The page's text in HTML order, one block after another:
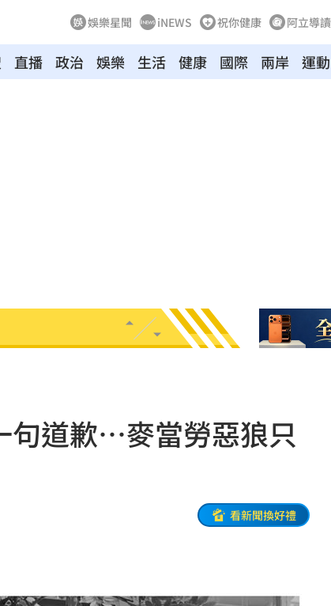
娛樂星聞 iNEWS 祝你健康 阿立導讀
直播 政治 娛樂 生活 健康 國際 兩岸 運動
句道歉…麥當勞惡狼只
看新聞換好禮